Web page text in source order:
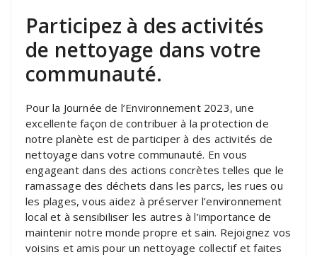
Participez à des activités
de nettoyage dans votre
communauté.
Pour la Journée de l’Environnement 2023, une
excellente façon de contribuer à la protection de
notre planète est de participer à des activités de
nettoyage dans votre communauté. En vous
engageant dans des actions concrètes telles que le
ramassage des déchets dans les parcs, les rues ou
les plages, vous aidez à préserver l’environnement
local et à sensibiliser les autres à l’importance de
maintenir notre monde propre et sain. Rejoignez vos
voisins et amis pour un nettoyage collectif et faites